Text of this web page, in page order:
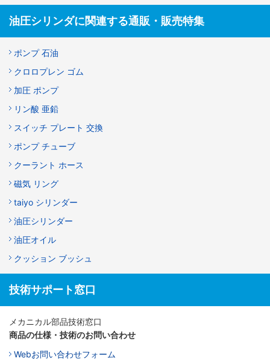
油圧シリンダに関連する通販・販売特集
ポンプ 石油
クロロプレン ゴム
加圧 ポンプ
リン酸 亜鉛
スイッチ プレート 交換
ポンプ チューブ
クーラント ホース
磁気 リング
taiyo シリンダー
油圧シリンダー
油圧オイル
クッション ブッシュ
技術サポート窓口
メカニカル部品技術窓口
商品の仕様・技術のお問い合わせ
Webお問い合わせフォーム